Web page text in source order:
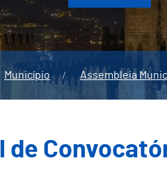
Município Assembleia
de